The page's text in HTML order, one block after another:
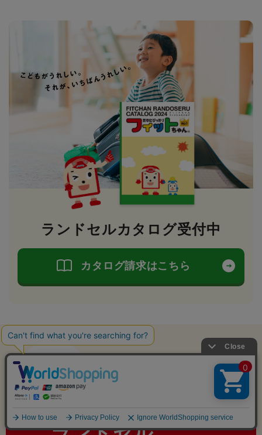
ランドセルカタログ受付中
カタログ請求はこちら
今年も